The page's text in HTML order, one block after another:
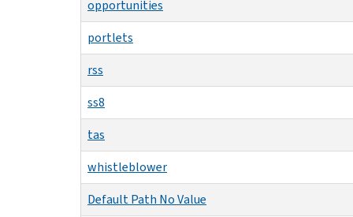
opportunities
portlets
rss
ss8
tas
whistleblower
Default Path No Value